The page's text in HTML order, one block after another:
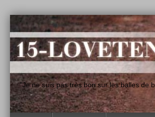
"Je ne suis pas très bon sur les balles de